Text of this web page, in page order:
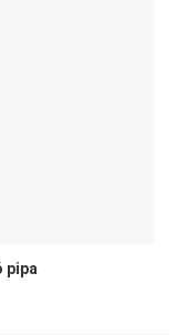
pipa